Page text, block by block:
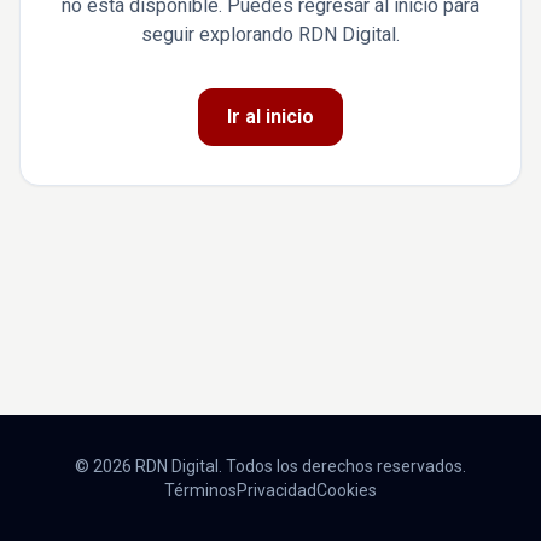
no está disponible. Puedes regresar al inicio para
seguir explorando RDN Digital.
Ir al inicio
© 2026 RDN Digital. Todos los derechos reservados.
TérminosPrivacidadCookies